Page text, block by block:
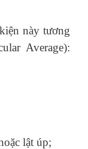
này tương
Average):
lật úp;